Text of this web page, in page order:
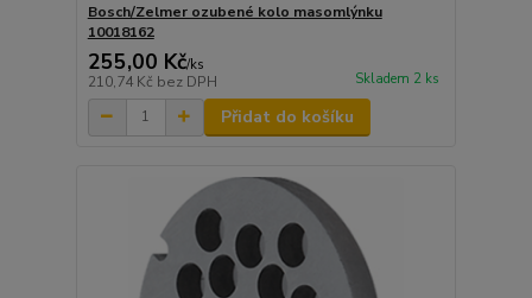
Bosch/Zelmer ozubené kolo masomlýnku
10018162
255,00 Kč/ks
210,74 Kč bez DPH Skladem 2 ks
Přidat do košíku